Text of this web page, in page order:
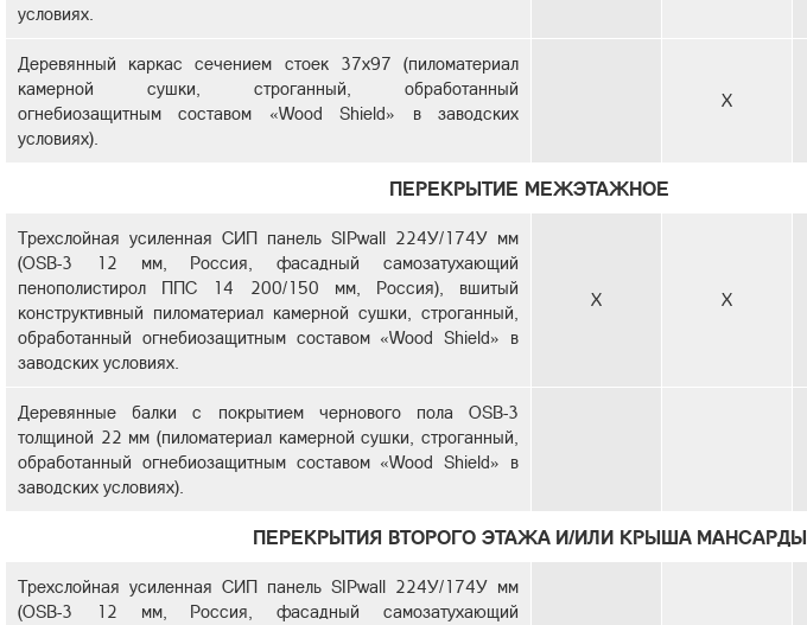
условиях.
Деревянный каркас сечением стоек 37х97 (пиломатериал
камерной сушки, строганный, обработанный
огнебиозащитным составом «Wood Shield» в заводских
условиях).
X
ПЕРЕКРЫТИЕ МЕЖЭТАЖНОЕ
Трехслойная усиленная СИП панель SIPwall 224У/174У мм
(OSB-3 12 мм, Россия, фасадный самозатухающий
пенополистирол ППС 14 200/150 мм, Россия), вшитый
конструктивный пиломатериал камерной сушки, строганный,
обработанный огнебиозащитным составом «Wood Shield» в
заводских условиях.
X X
Деревянные балки с покрытием чернового пола OSB-3
толщиной 22 мм (пиломатериал камерной сушки, строганный,
обработанный огнебиозащитным составом «Wood Shield» в
заводских условиях).
ПЕРЕКРЫТИЯ ВТОРОГО ЭТАЖА И/ИЛИ КРЫША МАНСАРДЫ
Трехслойная усиленная СИП панель SIPwall 224У/174У мм
(OSB-3 12 мм, Россия, фасадный самозатухающий